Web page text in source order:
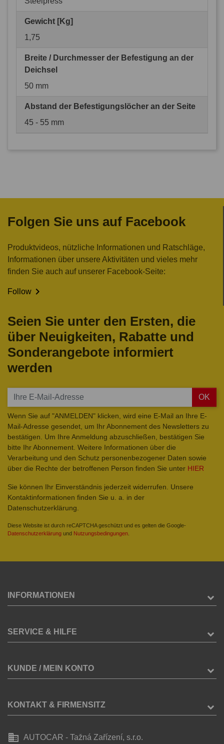
Gewicht [Kg]
1,75
Breite / Durchmesser der Befestigung an der
Deichsel
50 mm
Abstand der Befestigungslöcher an der Seite
45 - 55 mm
Folgen Sie uns auf Facebook
Produktvideos, nützliche Informationen und Ratschläge,
Informationen über unsere Aktivitäten und vieles mehr
finden Sie auch auf unserer Facebook-Seite:
Follow 
Seien Sie unter den Ersten, die
über Neuigkeiten, Rabatte und
Sonderangebote informiert
werden
OK
Wenn Sie auf "ANMELDEN" klicken, wird eine E-Mail an Ihre E-
Mail-Adresse gesendet, um Ihr Abonnement des Newsletters zu
bestätigen. Um Ihre Anmeldung abzuschließen, bestätigen Sie
bitte Ihr Abonnement. Weitere Informationen über die
Verarbeitung und den Schutz personenbezogener Daten sowie
über die Rechte der betroffenen Person finden Sie unter HIER
Sie können Ihr Einverständnis jederzeit widerrufen. Unsere
Kontaktinformationen finden Sie u. a. in der
Datenschutzerklärung.
Diese Website ist durch reCAPTCHA geschützt und es gelten die Google-
Datenschutzerklärung und Nutzungsbedingungen
INFORMATIONEN
SERVICE & HILFE
KUNDE / MEIN KONTO
KONTAKT & FIRMENSITZ
business AUTOCAR - Tažná Zařízení, s.r.o.